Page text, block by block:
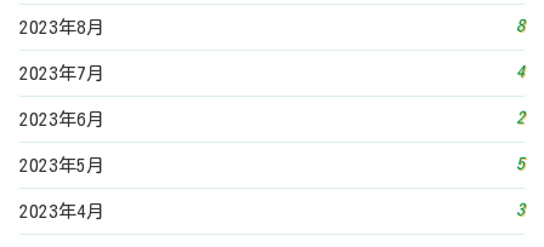
2023年8月 8
2023年7月 4
2023年6月 2
2023年5月 5
2023年4月 3